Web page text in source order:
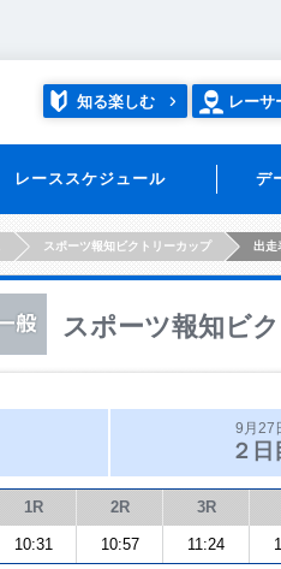
知る楽しむ レーサ
レーススケジュール デ
スポーツ報知ビクトリーカップ 出走
スポーツ報知ビ
9月27
２日
1R 2R 3R
10:31 10:57 11:24